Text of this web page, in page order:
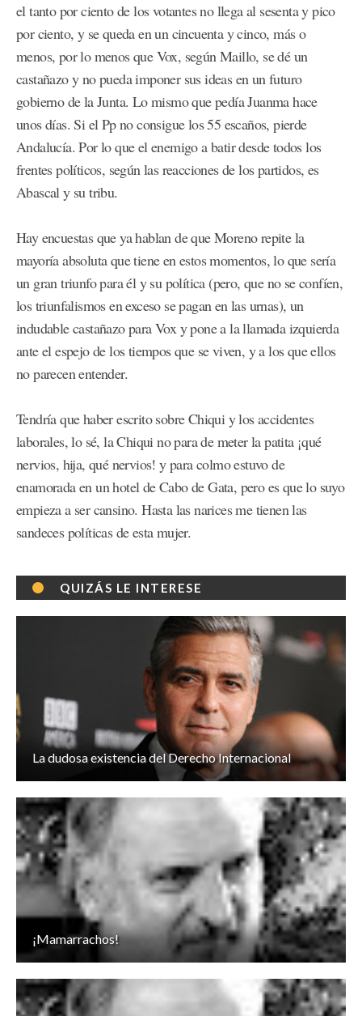
el tanto por ciento de los votantes no llega al sesenta y pico
por ciento, y se queda en un cincuenta y cinco, más o
menos, por lo menos que Vox, según Maillo, se dé un
castañazo y no pueda imponer sus ideas en un futuro
gobierno de la Junta. Lo mismo que pedía Juanma hace
unos días. Si el Pp no consigue los 55 escaños, pierde
Andalucía. Por lo que el enemigo a batir desde todos los
frentes políticos, según las reacciones de los partidos, es
Abascal y su tribu.
Hay encuestas que ya hablan de que Moreno repite la
mayoría absoluta que tiene en estos momentos, lo que sería
un gran triunfo para él y su política (pero, que no se confíen,
los triunfalismos en exceso se pagan en las urnas), un
indudable castañazo para Vox y pone a la llamada izquierda
ante el espejo de los tiempos que se viven, y a los que ellos
no parecen entender.
Tendría que haber escrito sobre Chiqui y los accidentes
laborales, lo sé, la Chiqui no para de meter la patita ¡qué
nervios, hija, qué nervios! y para colmo estuvo de
enamorada en un hotel de Cabo de Gata, pero es que lo suyo
empieza a ser cansino. Hasta las narices me tienen las
sandeces políticas de esta mujer.
QUIZÁS LE INTERESE
La dudosa existencia del Derecho Internacional
¡Mamarrachos!